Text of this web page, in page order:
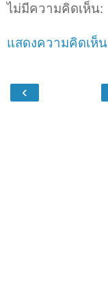
ไม่มีความคิดเห็น:
แสดงความคิดเห็น
‹